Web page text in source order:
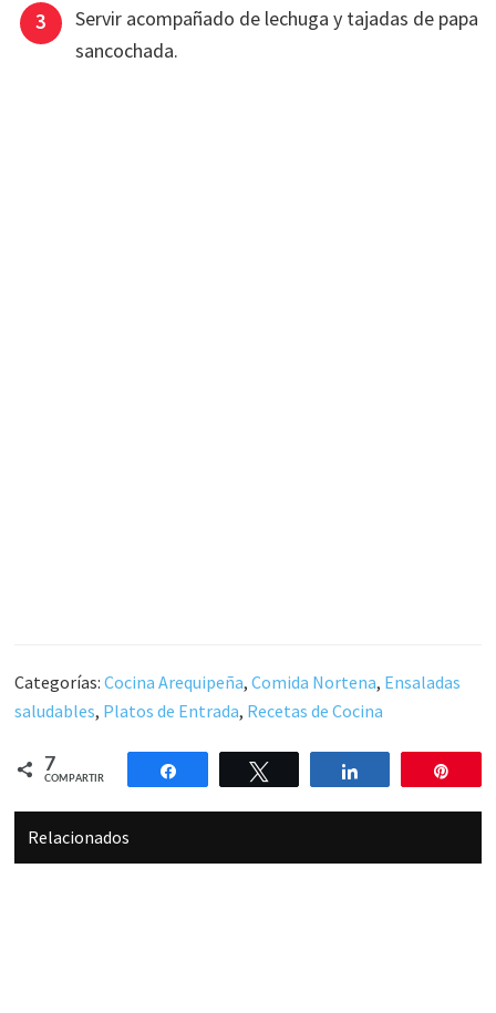
Servir acompañado de lechuga y tajadas de papa
sancochada.
Categorías:Cocina Arequipeña,Comida Nortena, Ensaladas
saludables, Platos de Entrada, Recetas de Cocina
7
COMPARTIR
Compartir Compartir
Relacionados